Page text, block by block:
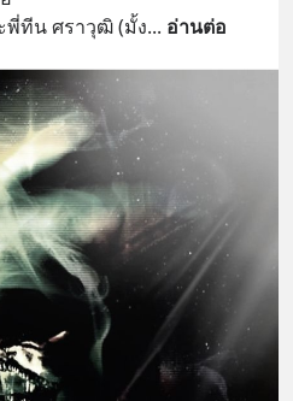
พี่ทีน ศราวุฒิ (มั้ง... อ่านต่อ